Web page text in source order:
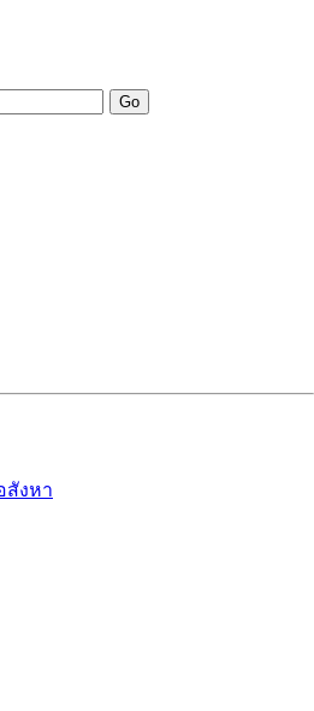
รับโพสต์ลงเว็บขายบ้าน ที่ดิน อสัง
แตกต่างกว่า
ราคาถูก อสังหา ทีดิน โพสต์ลงเว็บ
เน้นผลงาน รับรองคุณภาพ ติดกู
เดียวในไทย
งหา